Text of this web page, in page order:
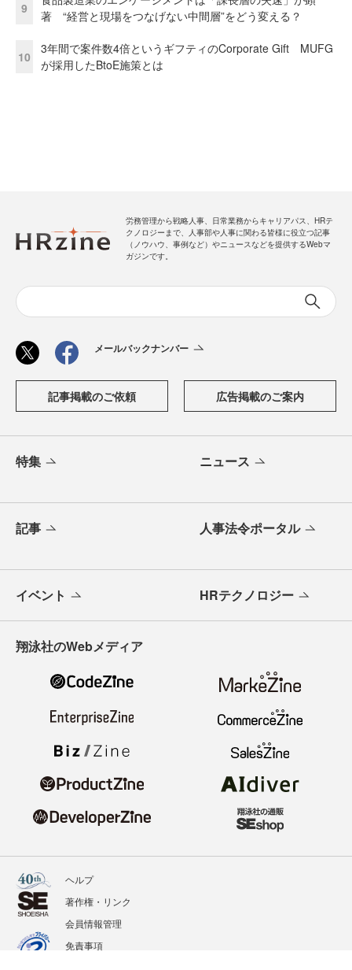
9
著 “経営と現場をつなげない中間層”をどう変える？
10
3年間で案件数4倍というギフティのCorporate Gift MUFG
が採用したBtoE施策とは
労務管理から戦略人事、日常業務からキャリアパス、HRテ
クノロジーまで、人事部や人事に関わる皆様に役立つ記事
（ノウハウ、事例など）やニュースなどを提供するWebマ
ガジンです。
メールバックナンバー
記事掲載のご依頼 広告掲載のご案内
特集 ニュース
記事 人事法令ポータル
イベント HRテクノロジー
翔泳社のWebメディア
ヘルプ
著作権・リンク
会員情報管理
免責事項